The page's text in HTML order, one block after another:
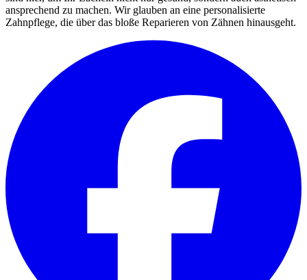
ansprechend zu machen. Wir glauben an eine personalisierte
Zahnpflege, die über das bloße Reparieren von Zähnen hinausgeht.